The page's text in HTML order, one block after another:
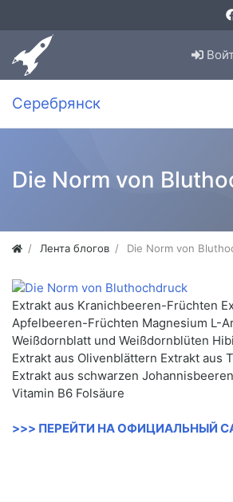
Серебрянск
Die Norm von
Лента блогов Die Norm von
Extrakt aus Kranichbeeren-Früchten
Apfelbeeren-Früchten Magnesium L-
Weißdornblatt und Weißdornblüten
Extrakt aus Olivenblättern Extrakt aus
Extrakt aus schwarzen
Vitamin B6 Folsäure
>>> ПЕРЕЙТИ НА ОФИЦИАЛЬНЫЙ